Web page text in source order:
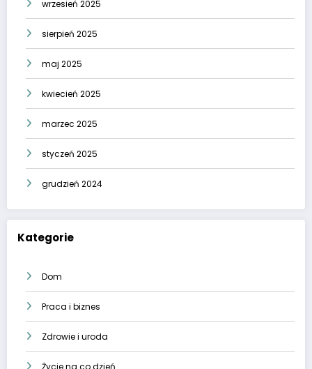
wrzesień 2025
sierpień 2025
maj 2025
kwiecień 2025
marzec 2025
styczeń 2025
grudzień 2024
Kategorie
Dom
Praca i biznes
Zdrowie i uroda
Życie na co dzień